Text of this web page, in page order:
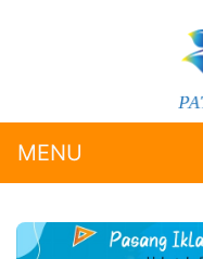
MENU